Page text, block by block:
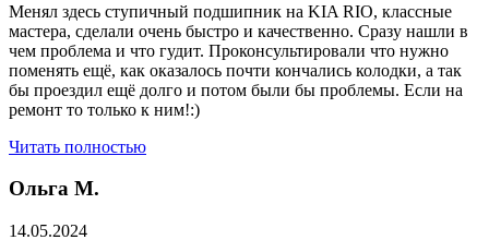
Менял здесь ступичный подшипник на KIA RIO, классные
мастера, сделали очень быстро и качественно. Сразу нашли в
чем проблема и что гудит. Проконсультировали что нужно
поменять ещё, как оказалось почти кончались колодки, а так
бы проездил ещё долго и потом были бы проблемы. Если на
ремонт то только к ним!:)
Читать полностью
Ольга М.
14.05.2024